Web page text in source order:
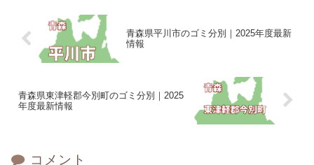
青森県平川市のゴミ分別｜2025年度最新
情報
青森県東津軽郡今別町のゴミ分別｜2025
年度最新情報
コメント